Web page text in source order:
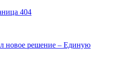
404
новое решение – Единую